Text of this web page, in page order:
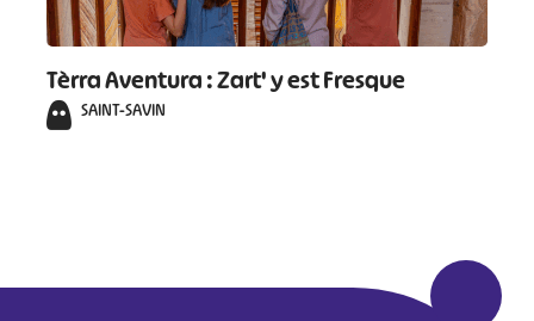
Tèrra Aventura : Zart' y est Fresque
SAINT-SAVIN